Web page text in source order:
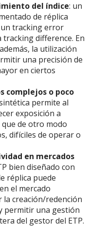
del índice: un
de réplica
tracking error
tracking difference. En
la utilización
una precisión de
en ciertos
complejos o poco
permite al
exposición a
de otro modo
difíciles de operar o
en mercados
bien diseñado con
réplica puede
el mercado
la creación/redención
permitir una gestión
del gestor del ETP.